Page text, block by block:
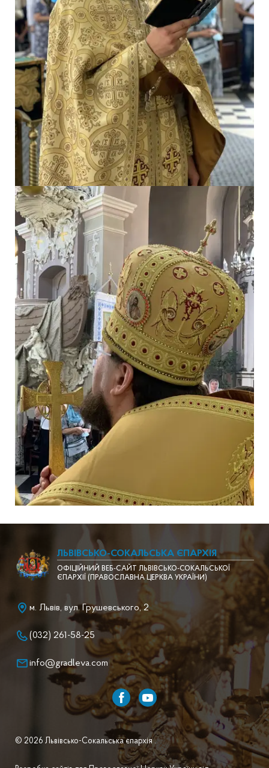
ЛЬВІВСЬКО-СОКАЛЬСЬКА ЄПАРХІЯ
ОФІЦІЙНИЙ ВЕБ-САЙТ ЛЬВІВСЬКО-СОКАЛЬСЬКОЇ
ЄПАРХІЇ (ПРАВОСЛАВНА ЦЕРКВА УКРАЇНИ)
м. Львів, вул. Грушевського, 2
(032) 261-58-25
info@gradleva.com
© 2026 Львівсько-Сокальська єпархія .